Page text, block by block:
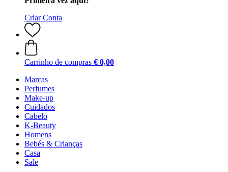
Criar Conta
Carrinho de compras € 0,00
Marcas
Perfumes
Make-up
Cuidados
Cabelo
K-Beauty
Homens
Bebés & Crianças
Casa
Sale